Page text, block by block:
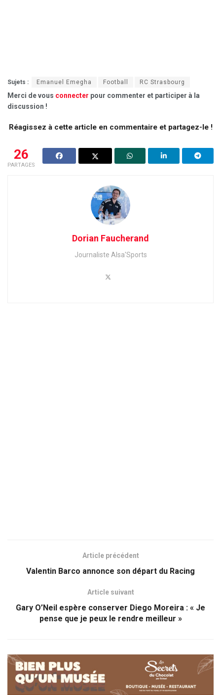
Sujets : Emanuel Emegha Football RC Strasbourg
Merci de vous connecter pour commenter et participer à la
discussion !
Réagissez à cette article en commentaire et partagez-le !
26
PARTAGES
Dorian Faucherand
Journaliste Alsa'Sports
Article précédent
Valentin Barco annonce son départ du Racing
Article suivant
Gary O’Neil espère conserver Diego Moreira : « Je
pense que je peux le rendre meilleur »